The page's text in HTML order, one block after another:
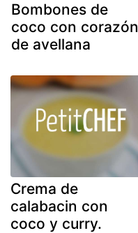
Bombones de
coco con corazón
de avellana
Crema de
calabacin con
coco y curry.